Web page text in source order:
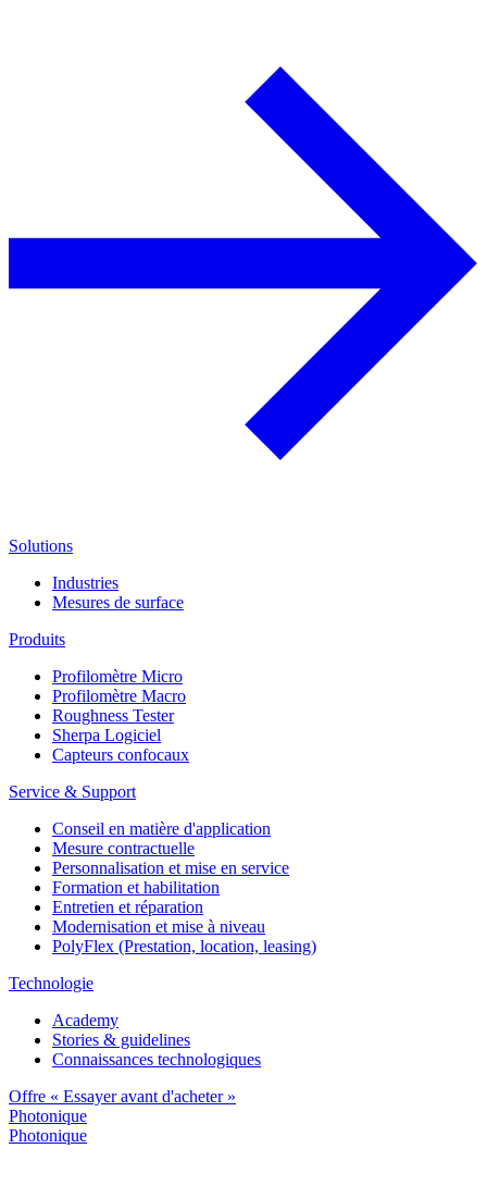
Solutions
Industries
Mesures de surface
Produits
Profilomètre Micro
Profilomètre Macro
Roughness Tester
Sherpa Logiciel
Capteurs confocaux
Service & Support
Conseil en matière d'application
Mesure contractuelle
Personnalisation et mise en service
Formation et habilitation
Entretien et réparation
Modernisation et mise à niveau
PolyFlex (Prestation, location, leasing)
Technologie
Academy
Stories & guidelines
Connaissances technologiques
Offre « Essayer avant d'acheter »
Photonique
Photonique